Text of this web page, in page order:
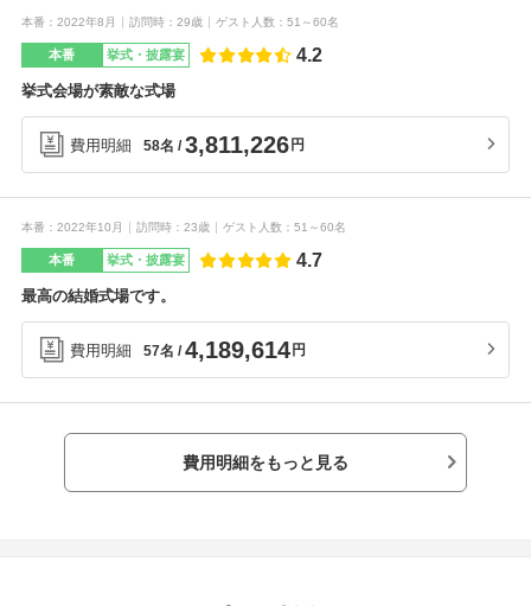
本番 2022年8月 訪問時 29歳 ゲスト人数 51～60名
本番 挙式・披露宴 4.2
挙式会場が素敵な式場
費用明細 58名 3,811,226 円
本番 2022年10月 訪問時 23歳 ゲスト人数 51～60名
本番 挙式・披露宴 4.7
最高の結婚式場です。
費用明細 57名 4,189,614 円
費用明細をもっと見る